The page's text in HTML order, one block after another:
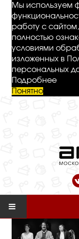
Мы используем
работу с
полностью
условиями
изложенных в
персональных
Подробнее
Понятно
Главная